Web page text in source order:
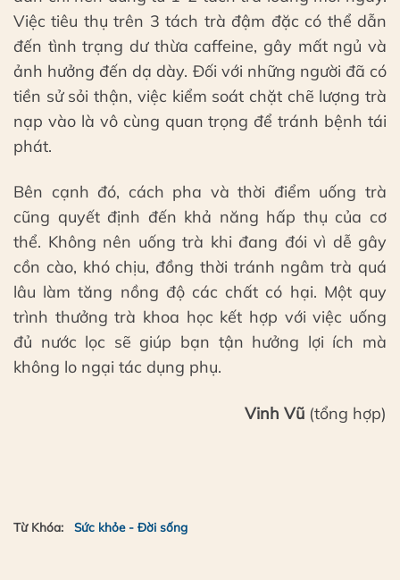
Việc tiêu thụ trên 3 tách trà đậm đặc có thể dẫn
đến tình trạng dư thừa caffeine, gây mất ngủ và
ảnh hưởng đến dạ dày. Đối với những người đã có
tiền sử sỏi thận, việc kiểm soát chặt chẽ lượng trà
nạp vào là vô cùng quan trọng để tránh bệnh tái
phát.
Bên cạnh đó, cách pha và thời điểm uống trà
cũng quyết định đến khả năng hấp thụ của cơ
thể. Không nên uống trà khi đang đói vì dễ gây
cồn cào, khó chịu, đồng thời tránh ngâm trà quá
lâu làm tăng nồng độ các chất có hại. Một quy
trình thưởng trà khoa học kết hợp với việc uống
đủ nước lọc sẽ giúp bạn tận hưởng lợi ích mà
không lo ngại tác dụng phụ.
Vinh Vũ (tổng hợp)
Từ Khóa: Sức khỏe - Đời sống